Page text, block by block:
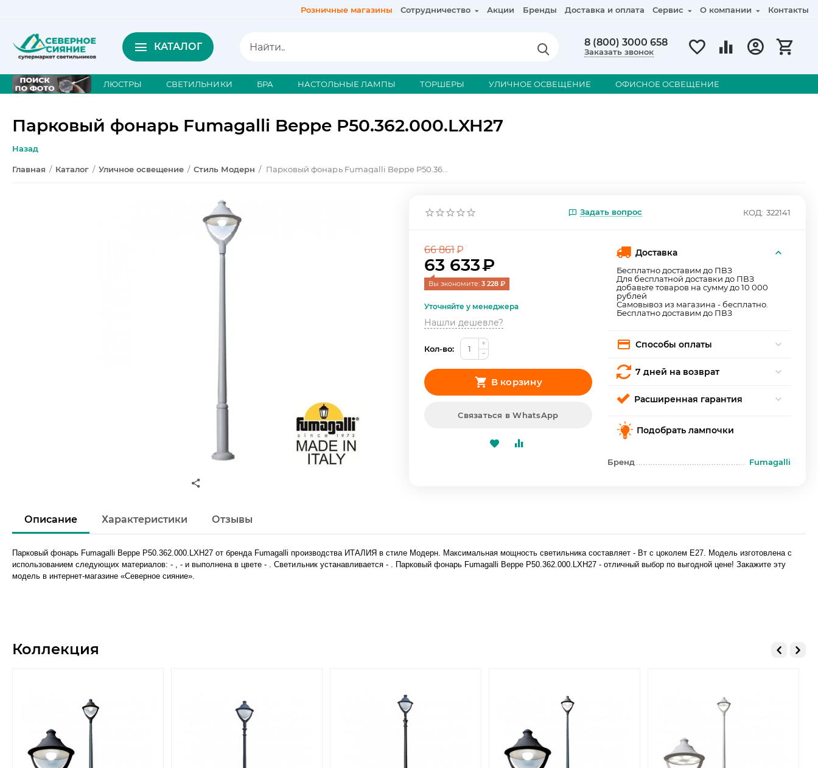
Розничные магазины Сотрудничество Акции Бренды Доставка и оплата Сервис О компании Контакты
КАТАЛОГ 8 (800) 3000 658
Заказать звонок
ЛЮСТРЫ СВЕТИЛЬНИКИ БРА НАСТОЛЬНЫЕ ЛАМПЫ ТОРШЕРЫ УЛИЧНОЕ ОСВЕЩЕНИЕ ОФИСНОЕ ОСВЕЩЕНИЕ
Парковый фонарь Fumagalli Beppe P50.362.000.LXH27
Назад
Главная / Каталог / Уличное освещение / Стиль Модерн / Парковый фонарь Fumagalli Beppe P50.362.000.LXH27
Задать вопрос КОД: 322141
66 861₽
63 633₽
Вы экономите: 3 228 ₽
Уточняйте у менеджера
Нашли дешевле?
Кол-во:
+
−
В корзину
Связаться в WhatsApp
Доставка
Бесплатно доставим до ПВЗ
Для бесплатной доставки до ПВЗ
добавьте товаров на сумму до 10 000
рублей
Самовывоз из магазина - бесплатно.
Бесплатно доставим до ПВЗ
Способы оплаты
7 дней на возврат
Расширенная гарантия
Подобрать лампочки
Бренд Fumagalli
Описание Характеристики Отзывы
Парковый фонарь Fumagalli Beppe P50.362.000.LXH27 от бренда Fumagalli производства ИТАЛИЯ в стиле Модерн. Максимальная мощность светильника составляет - Вт с цоколем E27. Модель изготовлена с
использованием следующих материалов: - , - и выполнена в цвете - . Светильник устанавливается - . Парковый фонарь Fumagalli Beppe P50.362.000.LXH27 - отличный выбор по выгодной цене! Закажите эту
модель в интернет-магазине «Северное сияние».
Коллекция